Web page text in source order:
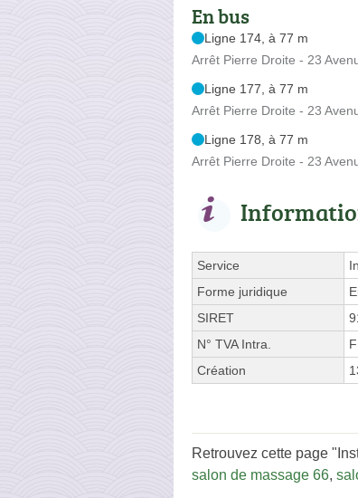
En bus
Ligne 174, à 77 m
Arrêt Pierre Droite - 23
Ligne 177, à 77 m
Arrêt Pierre Droite - 23
Ligne 178, à 77 m
Arrêt Pierre Droite - 23
Service
Forme juridique
SIRET
N° TVA Intra.
Création
Retrouvez cette page
salon de massage 66,